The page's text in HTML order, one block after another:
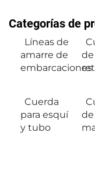
Categorías de
Líneas de
amarre de
embarcaciones
Cuerda
para esquí
y tubo